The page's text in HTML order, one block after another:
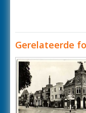
Gerelateerde